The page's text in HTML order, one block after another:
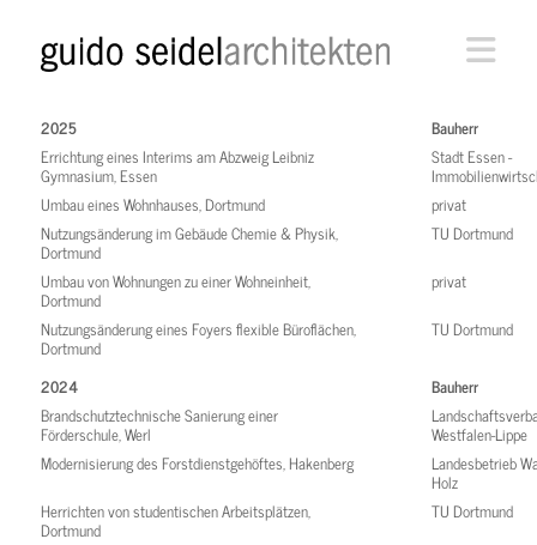
2025
Bauherr
Errichtung eines Interims am Abzweig Leibniz
Gymnasium, Essen
Stadt Essen -
Umbau eines Wohnhauses, Dortmund
privat
Nutzungsänderung im Gebäude Chemie & Physik,
Dortmund
TU Dortmund
Umbau von Wohnungen zu einer Wohneinheit,
Dortmund
privat
Nutzungsänderung eines Foyers flexible Büroflächen,
Dortmund
TU Dortmund
2024
Bauherr
Brandschutztechnische Sanierung einer
Förderschule, Werl
Westfalen-Lippe
Modernisierung des Forstdienstgehöftes, Hakenberg
Landesbetrieb
Holz
Herrichten von studentischen Arbeitsplätzen,
Dortmund
TU Dortmund